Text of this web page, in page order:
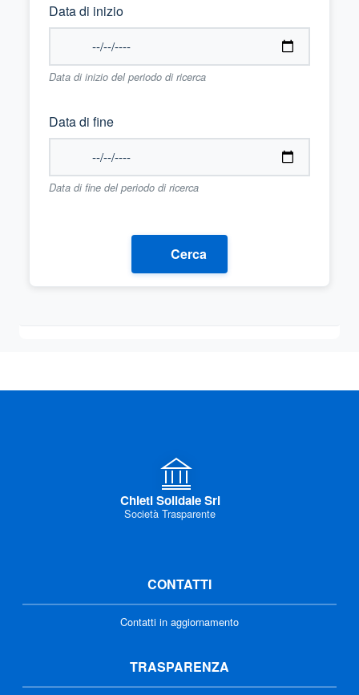
Data di inizio
Data di inizio del periodo di ricerca
Data di fine
Data di fine del periodo di ricerca
Cerca
Chieti Solidale Srl
Società Trasparente
CONTATTI
Contatti in aggiornamento
TRASPARENZA